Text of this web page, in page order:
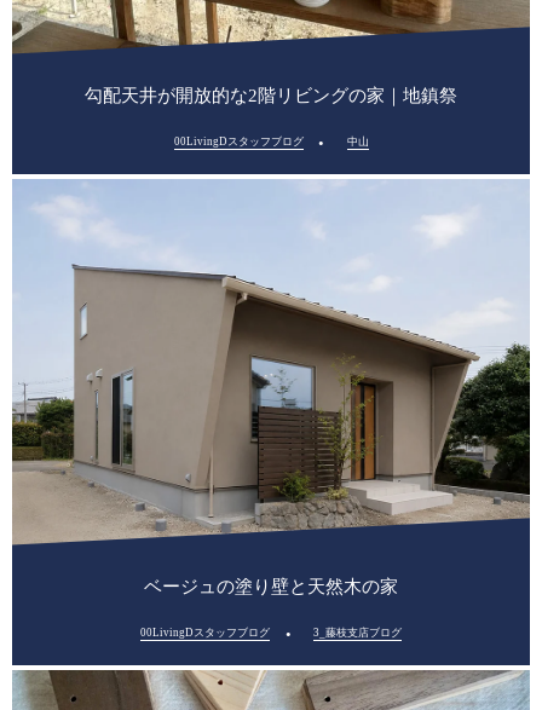
勾配天井が開放的な2階リビングの家｜地鎮祭
00LivingDスタッフブログ 中山
ベージュの塗り壁と天然木の家
00LivingDスタッフブログ 3_藤枝支店ブログ